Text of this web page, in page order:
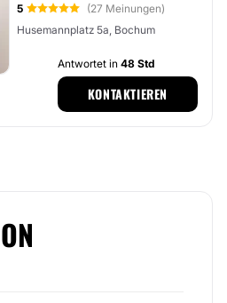
5
(27 Meinungen)
Husemannplatz 5a, Bochum
Antwortet in 48 Std
KONTAKTIEREN